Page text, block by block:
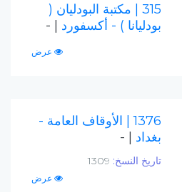
315
| مكتبة البودليان (
بودليانا ) - أكسفورد
| -
عرض
1376
| الأوقاف العامة -
بغداد
| -
تاريخ النسخ:
عرض